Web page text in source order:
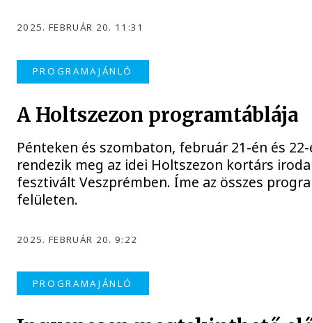
2025. FEBRUÁR 20. 11:31
PROGRAMAJÁNLÓ
A Holtszezon programtáblája
Pénteken és szombaton, február 21-én és
rendezik meg az idei Holtszezon kortárs
fesztivált Veszprémben. Íme az összes
felületen.
2025. FEBRUÁR 20. 9:22
PROGRAMAJÁNLÓ